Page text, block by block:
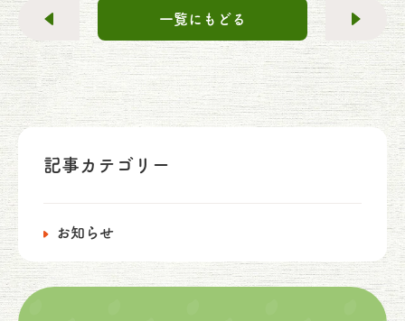
一覧にもどる
記事カテゴリー
お知らせ